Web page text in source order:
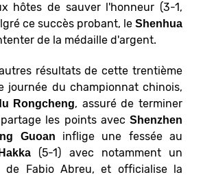
hôtes de sauver l'honneur (3-1,
ce succès probant, le Shenhua
de la médaille d'argent.
résultats de cette trentième
journée du championnat chinois,
Rongcheng, assuré de terminer
les points avec Shenzhen
Guoan inflige une fessée au
(5-1) avec notamment un
de Fabio Abreu, et officialise la